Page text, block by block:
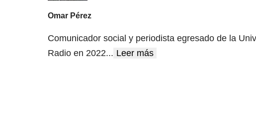
Omar Pérez
Comunicador social y periodista egresado de la
Radio en 2022... Leer más